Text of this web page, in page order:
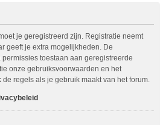
je geregistreerd zijn. Registratie neemt
geeft je extra mogelijkheden. De
toestaan aan geregistreerde
onze gebruiksvoorwaarden en het
regels als je gebruik maakt van het forum.